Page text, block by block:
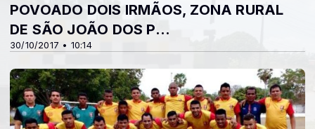
30/10/2017 • 10:14
POVOADO DOIS IRMÃOS, ZONA RURAL
DE SÃO JOÃO DOS P...